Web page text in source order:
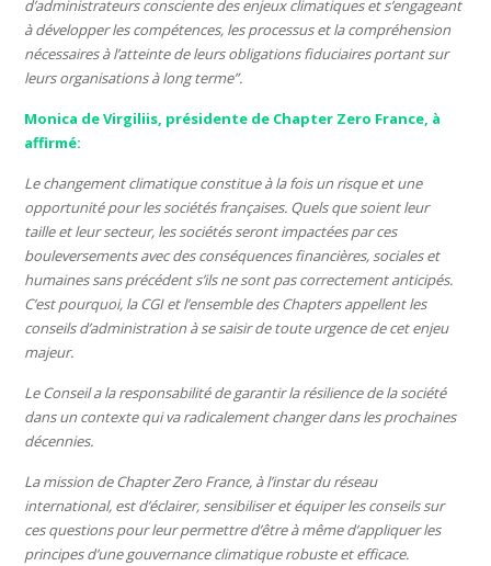
d’administrateurs consciente des enjeux climatiques et s’engageant
à développer les compétences, les processus et la compréhension
nécessaires à l’atteinte de leurs obligations fiduciaires portant sur
leurs organisations à long terme”.
Monica de Virgiliis, présidente de Chapter Zero France, à
affirmé:
Le changement climatique constitue à la fois un risque et une
opportunité pour les sociétés françaises. Quels que soient leur
taille et leur secteur, les sociétés seront impactées par ces
bouleversements avec des conséquences financières, sociales et
humaines sans précédent s’ils ne sont pas correctement anticipés.
C’est pourquoi, la CGI et l’ensemble des Chapters appellent les
conseils d’administration à se saisir de toute urgence de cet enjeu
majeur.
Le Conseil a la responsabilité de garantir la résilience de la société
dans un contexte qui va radicalement changer dans les prochaines
décennies.
La mission de Chapter Zero France, à l’instar du réseau
international, est d’éclairer, sensibiliser et équiper les conseils sur
ces questions pour leur permettre d’être à même d’appliquer les
principes d’une gouvernance climatique robuste et efficace.